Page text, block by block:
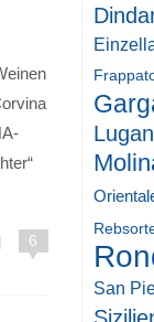
6
San